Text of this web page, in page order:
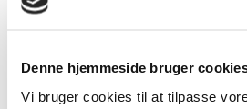
Denne hjemmeside bruger
Vi bruger cookies til at tilpasse